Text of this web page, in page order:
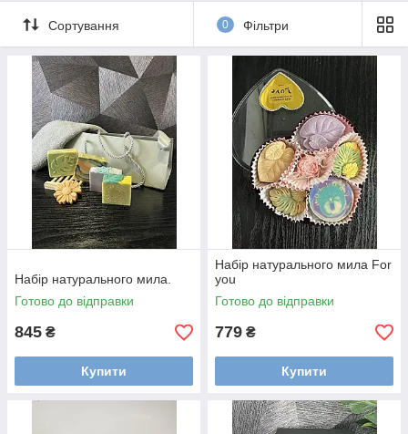
Сортування 0 Фільтри
Набір натурального мила.
Готово до відправки
845 ₴
Купити
Набір натурального мила For
you
Готово до відправки
779 ₴
Купити